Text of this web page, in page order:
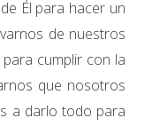
Él para hacer un
de nuestros
cumplir con la
que nosotros
a darlo todo para